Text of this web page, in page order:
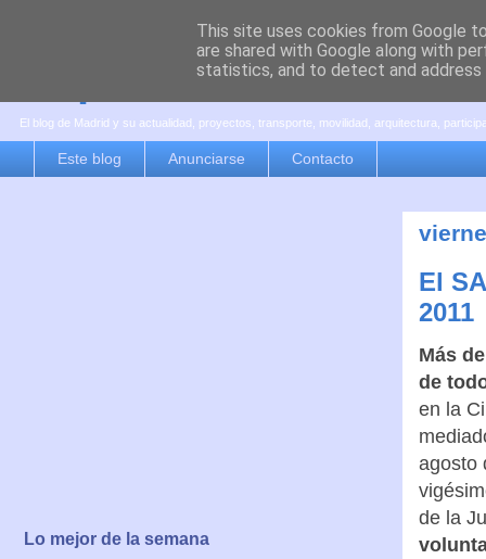
es por madrid
El blog de Madrid y su actualidad, proyectos, transporte, movilidad, arquitectura,
Este blog Anunciarse Contacto
El
2011
Más
de
en la
agosto
de la
Lo mejor de la semana
This site uses cookies from Google
are shared with Google along with
statistics, and to detect and address